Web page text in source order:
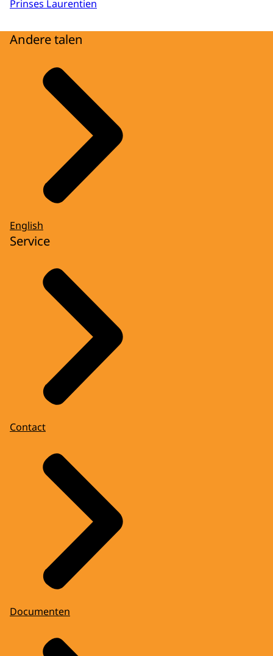
Prinses Laurentien
Andere talen
English
Service
Contact
Documenten